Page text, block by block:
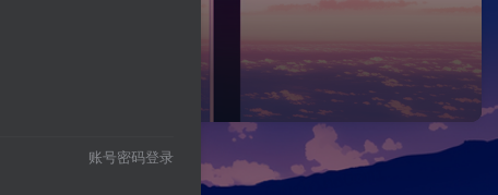
账号密码登录